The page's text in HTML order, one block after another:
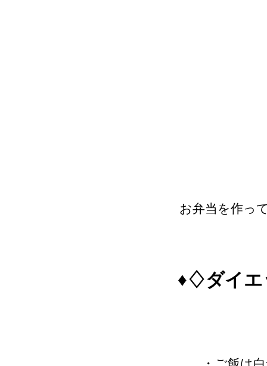
お弁当を作っ
♦♢ダイエ